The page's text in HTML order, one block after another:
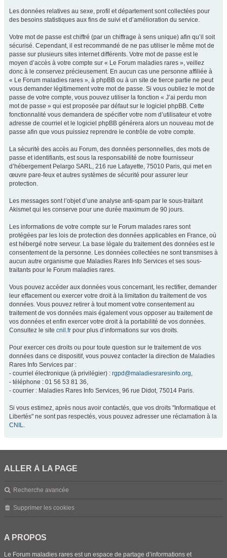
Les données relatives au sexe, profil et département sont collectées pour
des besoins statistiques aux fins de suivi et d’amélioration du service.
Votre mot de passe est chiffré (par un chiffrage à sens unique) afin qu’il soit
sécurisé. Cependant, il est recommandé de ne pas utiliser le même mot de
passe sur plusieurs sites internet différents. Votre mot de passe est le
moyen d’accès à votre compte sur « Le Forum maladies rares », veillez
donc à le conservez précieusement. En aucun cas une personne affiliée à
« Le Forum maladies rares », à phpBB ou à un site de tierce partie ne peut
vous demander légitimement votre mot de passe. Si vous oubliez le mot de
passe de votre compte, vous pouvez utiliser la fonction « J’ai perdu mon
mot de passe » qui est proposée par défaut sur le logiciel phpBB. Cette
fonctionnalité vous demandera de spécifier votre nom d’utilisateur et votre
adresse de courriel et le logiciel phpBB générera alors un nouveau mot de
passe afin que vous puissiez reprendre le contrôle de votre compte.
La sécurité des accès au Forum, des données personnelles, des mots de
passe et identifiants, est sous la responsabilité de notre fournisseur
d’hébergement Pelargo SARL, 216 rue Lafayette, 75010 Paris, qui met en
œuvre pare-feux et autres systèmes de sécurité pour assurer leur
protection.
Les messages sont l’objet d’une analyse anti-spam par le sous-traitant
Akismet qui les conserve pour une durée maximum de 90 jours.
Les informations de votre compte sur le Forum malades rares sont
protégées par les lois de protection des données applicables en France, où
est hébergé notre serveur. La base légale du traitement des données est le
consentement de la personne. Les données collectées ne sont transmises à
aucun autre organisme que Maladies Rares Info Services et ses sous-
traitants pour le Forum maladies rares.
Vous pouvez accéder aux données vous concernant, les rectifier, demander
leur effacement ou exercer votre droit à la limitation du traitement de vos
données. Vous pouvez retirer à tout moment votre consentement au
traitement de vos données mais également vous opposer au traitement de
vos données et enfin exercer votre droit à la portabilité de vos données.
Consultez le site cnil.fr pour plus d’informations sur vos droits.
Pour exercer ces droits ou pour toute question sur le traitement de vos
données dans ce dispositif, vous pouvez contacter la direction de Maladies
Rares Info Services par :
- courriel électronique (à privilégier) : rgpd@maladiesraresinfo.org,
- téléphone : 01 56 53 81 36,
- courrier : Maladies Rares Info Services, 96 rue Didot, 75014 Paris.
Si vous estimez, après nous avoir contactés, que vos droits "Informatique et
Libertés" ne sont pas respectés, vous pouvez adresser une réclamation à la
CNIL.
ALLER À LA PAGE
Recherche avancée
Supprimer les cookies
A PROPOS
Le Forum maladies rares est un espace de partage d’informations et